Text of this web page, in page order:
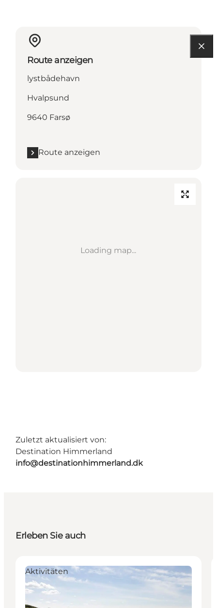
Route anzeigen
lystbådehavn
Hvalpsund
9640 Farsø
Route anzeigen
Loading map...
Zuletzt aktualisiert von:
Destination Himmerland
info@destinationhimmerland.dk
Erleben Sie auch
Aktivitäten